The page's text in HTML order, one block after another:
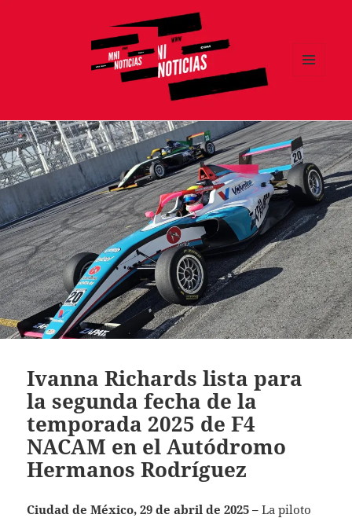
Ivanna Richards lista para
la segunda fecha de la
temporada 2025 de F4
NACAM en el Autódromo
Hermanos Rodríguez
Ciudad de México, 29 de abril de 2025 – La piloto